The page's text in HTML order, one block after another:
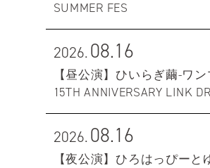
SUMMER FES
2026.08.16
【昼公演】ひいらぎ繭-ワ
15TH ANNIVERSARY LINK
2026.08.16
【夜公演】ひろはっぴーと